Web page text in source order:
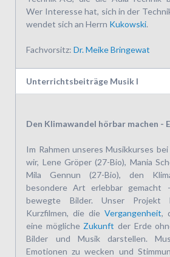
Wer Interesse hat, sich in der
wendet sich an Herrn Kukowski.
Fachvorsitz:Dr. Meike Bringewat
Unterrichtsbeiträge Musik I
Den Klimawandel hörbar machen -
Im Rahmen unseres Musikkurses
wir, Lene Gröper (27-Bio), Mania
Mila Gennun (27-Bio), den
besondere Art erlebbar gemacht
bewegte Bilder. Unser
Kurzfilmen, die die Vergangenheit,
eine mögliche Zukunft der Erde
Bilder und Musik darstellen.
Emotionen zu wecken und